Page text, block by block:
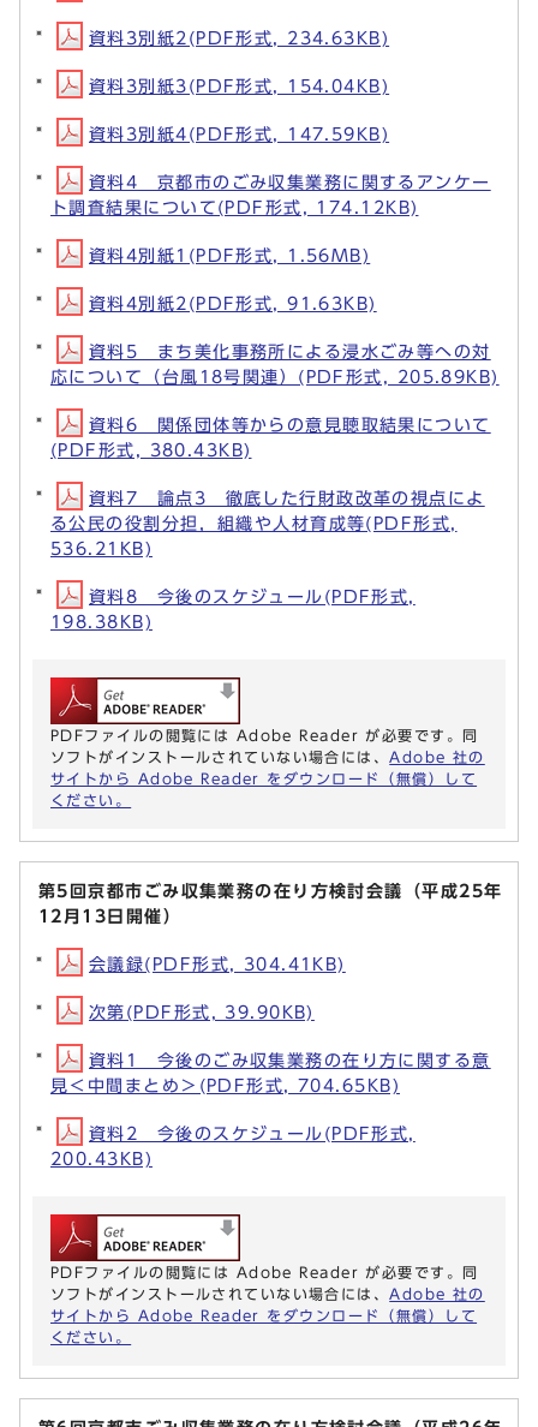
資料3別紙2(PDF形式, 234.63KB)
資料3別紙3(PDF形式, 154.04KB)
資料3別紙4(PDF形式, 147.59KB)
資料4 京都市のごみ収集業務に関するアンケー
ト調査結果について(PDF形式, 174.12KB)
資料4別紙1(PDF形式, 1.56MB)
資料4別紙2(PDF形式, 91.63KB)
資料5 まち美化事務所による浸水ごみ等への対
応について（台風18号関連）(PDF形式, 205.89KB)
資料6 関係団体等からの意見聴取結果について
(PDF形式, 380.43KB)
資料7 論点3 徹底した行財政改革の視点によ
る公民の役割分担，組織や人材育成等(PDF形式,
536.21KB)
資料8 今後のスケジュール(PDF形式,
198.38KB)
PDFファイルの閲覧には Adobe Reader が必要です。同
ソフトがインストールされていない場合には、 Adobe 社の
サイトから Adobe Reader をダウンロード（無償）して
ください。
第5回京都市ごみ収集業務の在り方検討会議（平成25年
12月13日開催）
会議録(PDF形式, 304.41KB)
次第(PDF形式, 39.90KB)
資料1 今後のごみ収集業務の在り方に関する意
見＜中間まとめ＞(PDF形式, 704.65KB)
資料2 今後のスケジュール(PDF形式,
200.43KB)
PDFファイルの閲覧には Adobe Reader が必要です。同
ソフトがインストールされていない場合には、 Adobe 社の
サイトから Adobe Reader をダウンロード（無償）して
ください。